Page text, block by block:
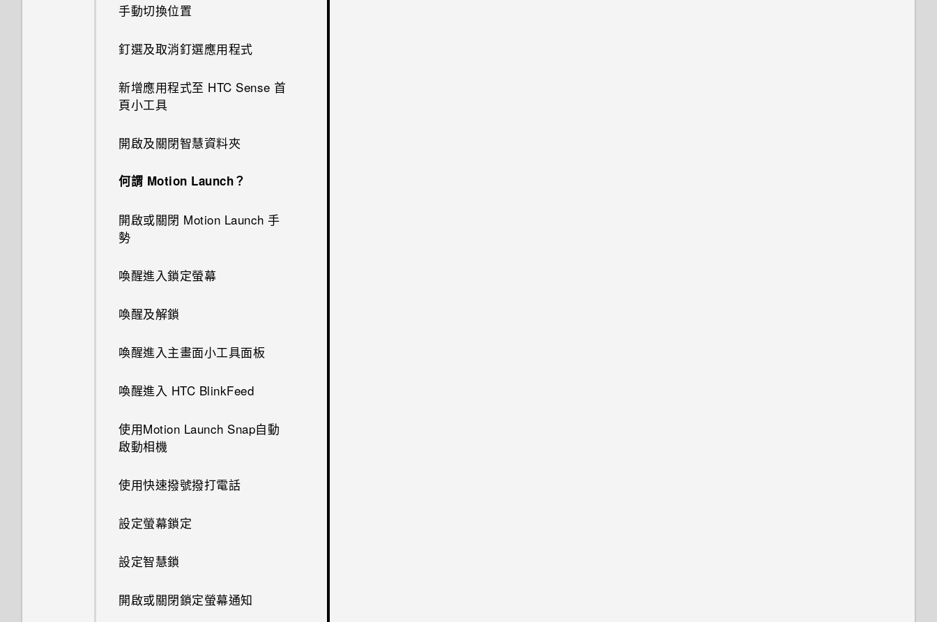
手動切換位置
釘選及取消釘選應用程式
新增應用程式至 HTC Sense 首
頁小工具
開啟及關閉智慧資料夾
何謂 Motion Launch？
開啟或關閉 Motion Launch 手
勢
喚醒進入鎖定螢幕
喚醒及解鎖
喚醒進入主畫面小工具面板
喚醒進入 HTC BlinkFeed
使用Motion Launch Snap自動
啟動相機
使用快速撥號撥打電話
設定螢幕鎖定
設定智慧鎖
開啟或關閉鎖定螢幕通知